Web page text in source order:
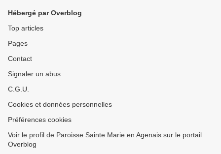
Hébergé par Overblog
Top articles
Pages
Contact
Signaler un abus
C.G.U.
Cookies et données personnelles
Préférences cookies
Voir le profil de Paroisse Sainte Marie en Agenais sur le portail
Overblog